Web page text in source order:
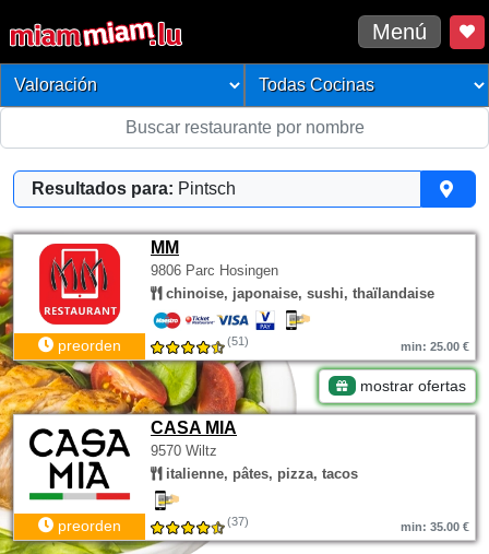
Menú
Resultados para: Pintsch
MM
9806 Parc Hosingen
chinoise, japonaise, sushi, thaïlandaise
preorden (51) min: 25.00 €
mostrar ofertas
CASA MIA
9570 Wiltz
italienne, pâtes, pizza, tacos
preorden (37) min: 35.00 €